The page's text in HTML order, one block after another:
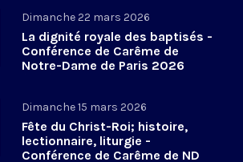
Dimanche 22 mars 2026
La dignité royale des baptisés -
Conférence de Carême de
Notre-Dame de Paris 2026
Dimanche 15 mars 2026
Fête du Christ-Roi; histoire,
lectionnaire, liturgie -
Conférence de Carême de ND